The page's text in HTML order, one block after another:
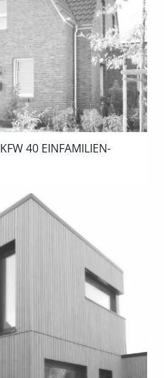
40 EINFAMILIEN-